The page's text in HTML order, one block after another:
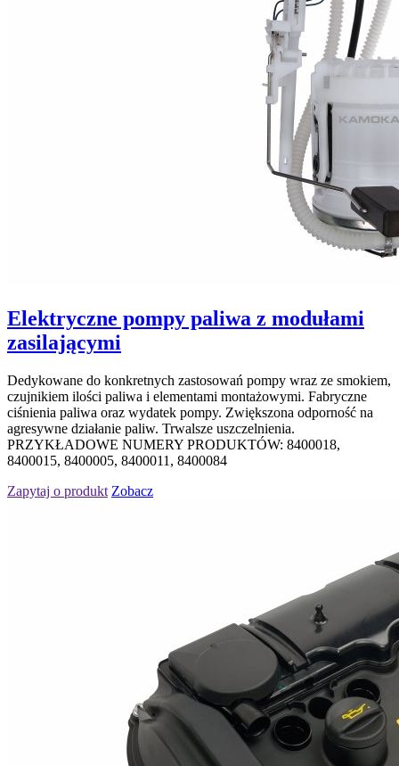
Elektryczne pompy paliwa z modułami
zasilającymi
Dedykowane do konkretnych zastosowań pompy wraz ze smokiem,
czujnikiem ilości paliwa i elementami montażowymi. Fabryczne
ciśnienia paliwa oraz wydatek pompy. Zwiększona odporność na
agresywne działanie paliw. Trwalsze uszczelnienia.
PRZYKŁADOWE NUMERY PRODUKTÓW: 8400018,
8400015, 8400005, 8400011, 8400084
Zapytaj o produkt Zobacz